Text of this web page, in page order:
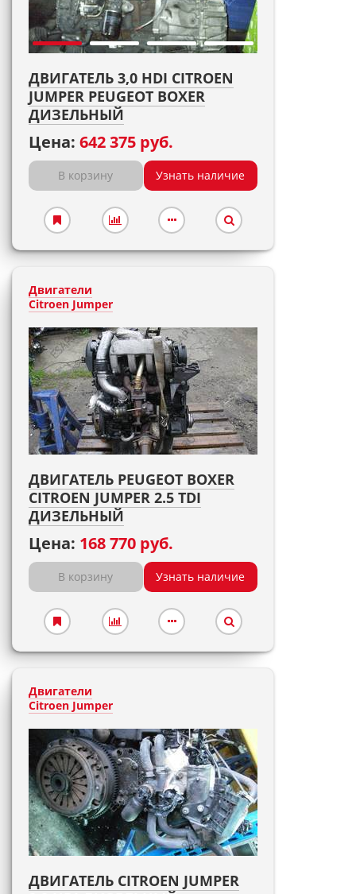
ДВИГАТЕЛЬ 3,0 HDI CITROEN
JUMPER PEUGEOT BOXER
ДИЗЕЛЬНЫЙ
Цена: 642 375 руб.
В корзину Узнать наличие
Двигатели
Citroen Jumper
ДВИГАТЕЛЬ PEUGEOT BOXER
CITROEN JUMPER 2.5 TDI
ДИЗЕЛЬНЫЙ
Цена: 168 770 руб.
В корзину Узнать наличие
Двигатели
Citroen Jumper
ДВИГАТЕЛЬ CITROEN JUMPER